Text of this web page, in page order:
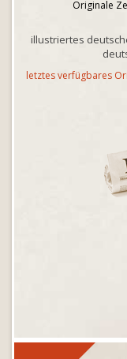
Originale
illustriertes
letztes verfügbares